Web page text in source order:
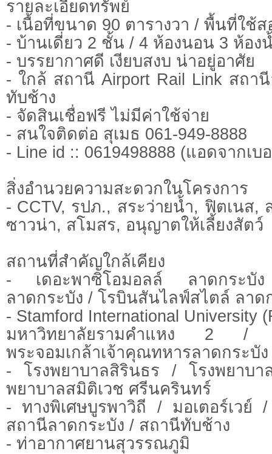
รายละเอียดทรัพย์
- เนื้อที่ขนาด 90 ตารางวา / พื้นที่ใช้
- บ้านเดี่ยว 2 ชั้น / 4 ห้องนอน 3 ห้อง
- บรรยากาศดี เงียบสงบ น่าอยู่อาศัย
- ใกล้ สถานี Airport Rail Link สถา
ทับช้าง
- จัดสินเชื่อฟรี ไม่มีค่าใช้จ่าย
- สนใจติดต่อ สุเมธ 061-949-8888
- Line id :: 0619498888 (แอดจากเบ
สิ่งอำนวยความสะดวกในโครงการ
- CCTV, รปภ., สระว่ายน้ำ, ฟิตเนส,
ซาวน่า, สโมสร, อนุญาตให้เลี้ยงสัตว์
สถานที่สำคัญใกล้เคียง
- เดอะพาซิโอมอลล์ ลาดกระ
ลาดกระบัง / โรบินสันไลฟ์สไตล์ ลาด
- Stamford International University
มหาวิทยาลัยรามคำแหง 2 / ส
พระจอมเกล้าเจ้าคุณทหารลาดกระบัง
- โรงพยาบาลสิรินธร / โรงพยาบา
พยาบาลสมิติเวช ศรีนครินทร์
- ทางพิเศษบูรพาวิถี / มอเตอร์เวย์
สถานีลาดกระบัง / สถานีทับช้าง
- ท่าอากาศยานสุวรรณภูมิ